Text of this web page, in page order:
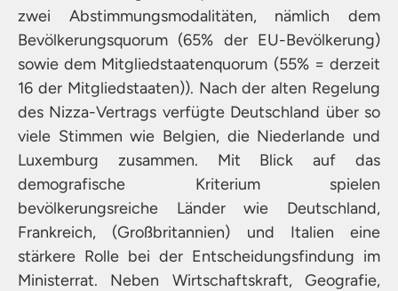
zwei Abstimmungsmodalitäten, nämlich dem
Bevölkerungsquorum (65% der EU-Bevölkerung)
sowie dem Mitgliedstaatenquorum (55% = derzeit
16 der Mitgliedstaaten)). Nach der alten Regelung
des Nizza-Vertrags verfügte Deutschland über so
viele Stimmen wie Belgien, die Niederlande und
Luxemburg zusammen. Mit Blick auf das
demografische Kriterium spielen
bevölkerungsreiche Länder wie Deutschland,
Frankreich, (Großbritannien) und Italien eine
stärkere Rolle bei der Entscheidungsfindung im
Ministerrat. Neben Wirtschaftskraft, Geografie,